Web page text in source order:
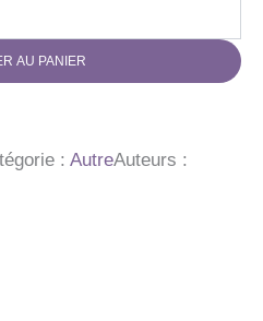
AU PANIER
: AutreAuteurs :